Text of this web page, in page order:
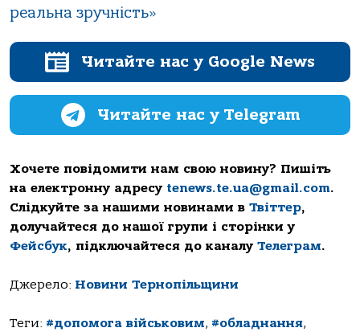
реальна зручність»
Читайте нас у Google News
Читайте нас у Telegram
Хочете повідомити нам свою новину? Пишіть
на електронну адресу tenews.te.ua@gmail.com.
Слідкуйте за нашими новинами в Твіттер,
долучайтеся до нашої групи і сторінки у
Фейсбук, підключайтеся до каналу Телеграм.
Джерело: Новини Тернопільщини
Теги: #допомога військовим, #обладнання,